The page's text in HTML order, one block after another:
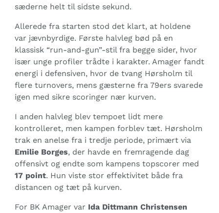
sæderne helt til sidste sekund.
Allerede fra starten stod det klart, at holdene
var jævnbyrdige. Første halvleg bød på en
klassisk “run-and-gun”-stil fra begge sider, hvor
især unge profiler trådte i karakter. Amager fandt
energi i defensiven, hvor de tvang Hørsholm til
flere turnovers, mens gæsterne fra 79ers svarede
igen med sikre scoringer nær kurven.
I anden halvleg blev tempoet lidt mere
kontrolleret, men kampen forblev tæt. Hørsholm
trak en anelse fra i tredje periode, primært via
Emilie Borges, der havde en fremragende dag
offensivt og endte som kampens topscorer med
17 point. Hun viste stor effektivitet både fra
distancen og tæt på kurven.
For BK Amager var Ida Dittmann Christensen